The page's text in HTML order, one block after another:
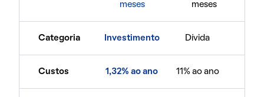
meses
meses
Categoria Investimento Dívida
Custos 1,32% ao ano 11% ao ano